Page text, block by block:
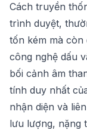
Cách truyền
trình duyệt,
tốn kém mà
công nghệ dấu
bối cảnh âm
tính duy nhất
nhận diện và
lưu lượng, nặng